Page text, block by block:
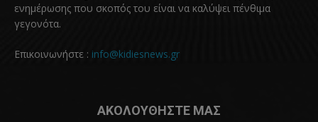
ενημέρωσης που σκοπός του είναι να καλύψει πένθιμα
γεγονότα.
Επικοινωνήστε : info@kidiesnews.gr
ΑΚΟΛΟΥΘΗΣΤΕ ΜΑΣ